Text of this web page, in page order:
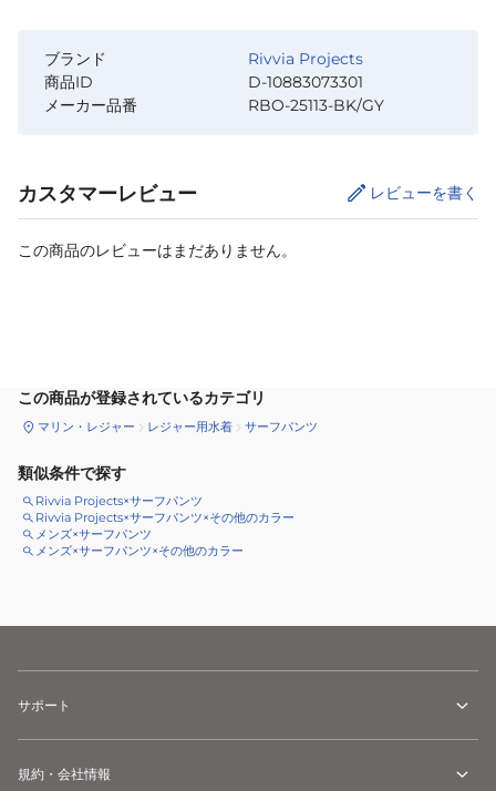
ブランド
Rivvia Projects
商品ID
D-10883073301
メーカー品番
RBO-25113-BK/GY
カスタマーレビュー レビューを書く
この商品のレビューはまだありません。
この商品が登録されているカテゴリ
マリン・レジャー レジャー用水着 サーフパンツ
類似条件で探す
Rivvia Projects×サーフパンツ
Rivvia Projects×サーフパンツ×その他のカラー
メンズ×サーフパンツ
メンズ×サーフパンツ×その他のカラー
サポート
規約・会社情報